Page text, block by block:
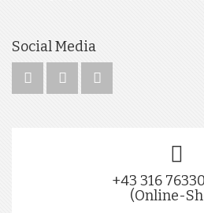
Social Media
+43 316
(Online-